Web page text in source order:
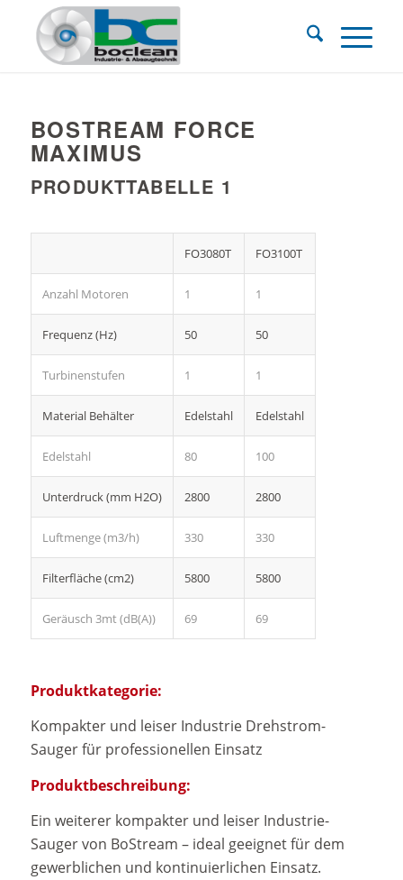
BOSTREAM FORCE
MAXIMUS
PRODUKTTABELLE 1
FO3080T FO3100T
Anzahl Motoren 1 1
Frequenz (Hz) 50 50
Turbinenstufen 1 1
Material Behälter Edelstahl Edelstahl
Edelstahl 80 100
Unterdruck (mm H2O) 2800 2800
Luftmenge (m3/h) 330 330
Filterfläche (cm2) 5800 5800
Geräusch 3mt (dB(A)) 69 69
Produktkategorie:
Kompakter und leiser Industrie Drehstrom-
Sauger für professionellen Einsatz
Produktbeschreibung:
Ein weiterer kompakter und leiser Industrie-
Sauger von BoStream – ideal geeignet für dem
gewerblichen und kontinuierlichen Einsatz.